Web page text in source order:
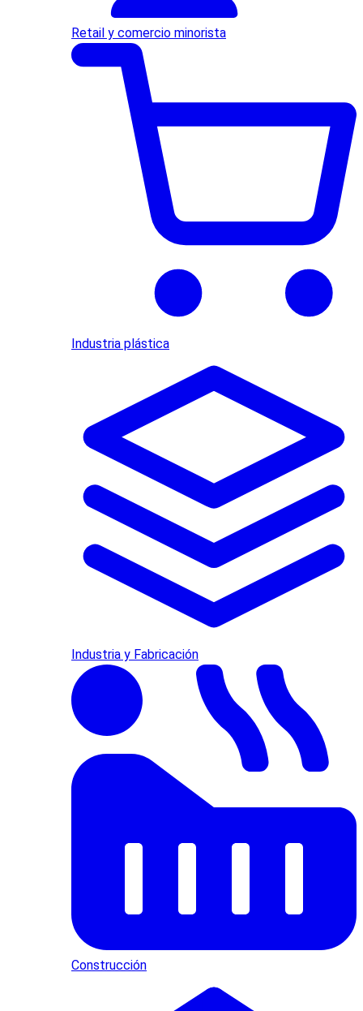
Retail y comercio minorista
Industria plástica
Industria y Fabricación
Construcción